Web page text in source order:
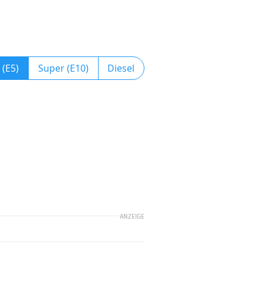
Super (E10) Diesel
ANZEIGE